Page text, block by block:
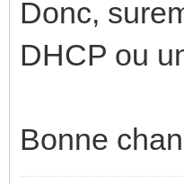
Donc,
DHCP ou
Bonne